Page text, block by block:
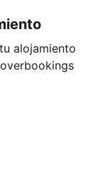
alojamiento